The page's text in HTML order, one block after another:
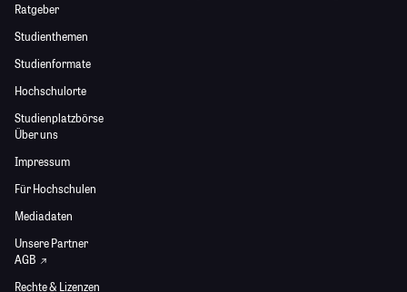
Ratgeber
Studienthemen
Studienformate
Hochschulorte
Studienplatzbörse
Über uns
Impressum
Für Hochschulen
Mediadaten
Unsere Partner
AGB
Rechte & Lizenzen